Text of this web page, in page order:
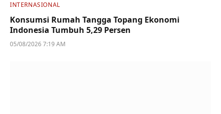
INTERNASIONAL
Konsumsi Rumah Tangga Topang Ekonomi
Indonesia Tumbuh 5,29 Persen
05/08/2026 7:19 AM